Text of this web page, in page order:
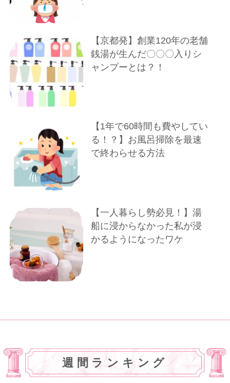
【京都発】創業120年の老舗
銭湯が生んだ〇〇〇入りシ
ャンプーとは？！
【1年で60時間も費やしてい
る！？】お風呂掃除を最速
で終わらせる方法
【一人暮らし勢必見！】湯
船に浸からなかった私が浸
かるようになったワケ
週間ランキング